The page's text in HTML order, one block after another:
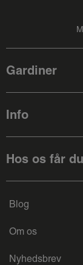
Gardiner
Info
Hos os får du
Blog
Om os
Nyhedsbrev